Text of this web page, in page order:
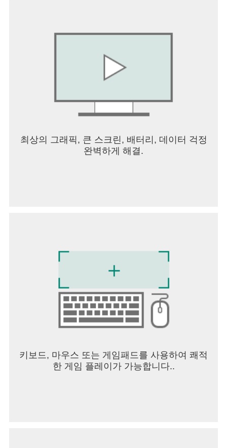
션 관리자 > 앱 선택 > 권한 > 접근권한’ 메뉴에서 철
회 가능. -안드로이드 6.0 미만: 접근권한 철회가 불
가능하므로, 앱 삭제로 철회 가능
최상의 그래픽, 큰 스크린, 배터리, 데이터 걱정
완벽하게 해결.
키보드, 마우스 또는 게임패드를 사용하여 쾌적
한 게임 플레이가 가능합니다..